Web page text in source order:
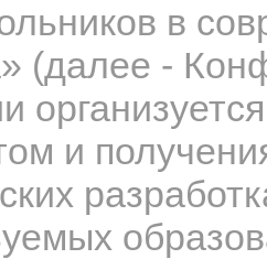
в
(далее -
и